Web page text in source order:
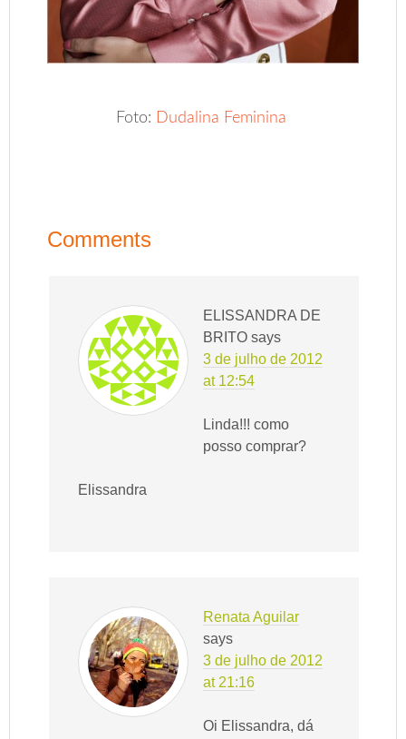
Foto: Dudalina Feminina
Comments
ELISSANDRA DE
BRITO says
3 de julho de 2012
at 12:54
Linda!!! como
posso comprar?
Elissandra
Renata Aguilar
says
3 de julho de 2012
at 21:16
Oi Elissandra, dá